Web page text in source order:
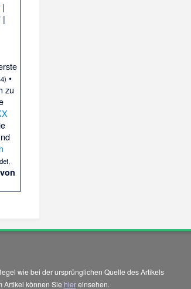
|
|
•
zu
wie bei der ursprünglichen Quelle des Artikels
Artikel können Sie hiereinsehen.